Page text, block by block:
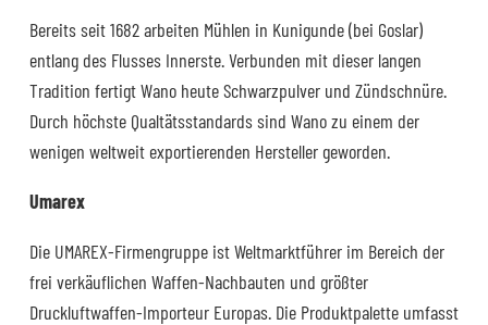
Bereits seit 1682 arbeiten Mühlen in Kunigunde (bei Goslar)
entlang des Flusses Innerste. Verbunden mit dieser langen
Tradition fertigt Wano heute Schwarzpulver und Zündschnüre.
Durch höchste Qualtätsstandards sind Wano zu einem der
wenigen weltweit exportierenden Hersteller geworden.
Umarex
Die UMAREX-Firmengruppe ist Weltmarktführer im Bereich der
frei verkäuflichen Waffen-Nachbauten und größter
Druckluftwaffen-Importeur Europas. Die Produktpalette umfasst